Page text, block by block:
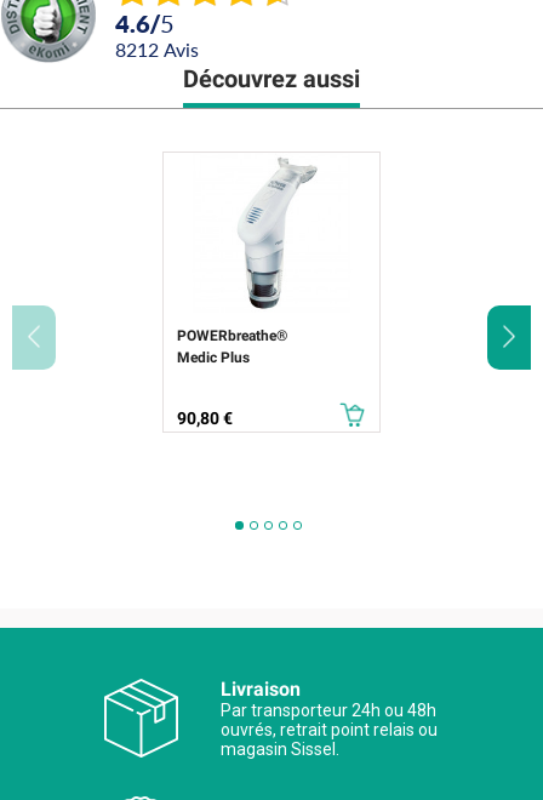
4.6/5
8212 avis
Découvrez aussi
POWERbreathe®
Medic Plus
Prix
90,80 €
Livraison
Par transporteur 24h ou 48h
ouvrés, retrait point relais ou
magasin Sissel.